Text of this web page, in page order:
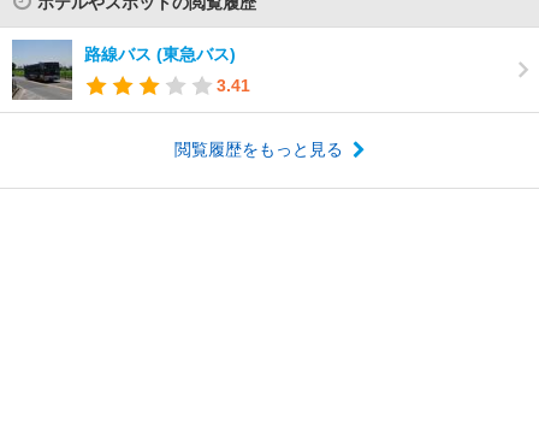
路線バス (東急バス)
3.41
閲覧履歴をもっと見る